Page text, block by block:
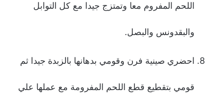
اللحم المفروم معا وتمتزج جيدا مع كل التوابل
والبقدونس والبصل.
احضري صينية فرن وقومي بدهانها بالزبدة جيدا ثم
قومي بتقطيع قطع اللحم المفرومة مع عملها علي